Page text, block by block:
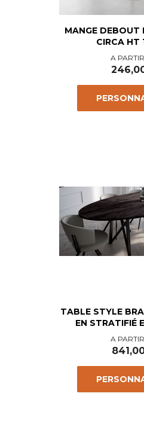
MANGE DEBOUT
CIRCA HT
A
TABLE STYLE
EN STRATIFIÉ
A